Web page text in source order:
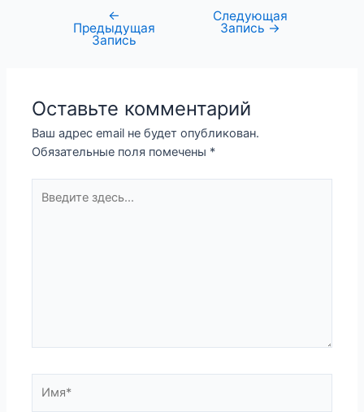
←
Предыдущая
Запись
Следующая
Запись →
Оставьте комментарий
Ваш адрес email не будет опубликован.
Обязательные поля помечены *
здесь...